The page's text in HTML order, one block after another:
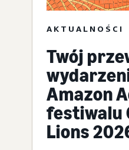
AKTUALNOŚCI
Twój
Amazon
festiwalu
Lions